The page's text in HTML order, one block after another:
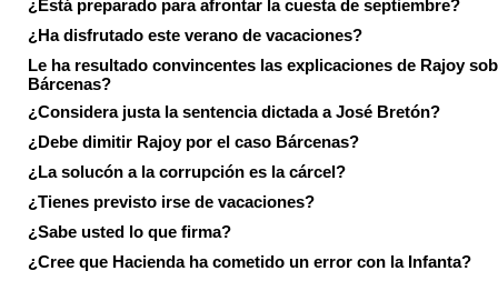
¿Está preparado para afrontar la cuesta de septiembre?
¿Ha disfrutado este verano de vacaciones?
Le ha resultado convincentes las explicaciones de Rajoy
Bárcenas?
¿Considera justa la sentencia dictada a José Bretón?
¿Debe dimitir Rajoy por el caso Bárcenas?
¿La solucón a la corrupción es la cárcel?
¿Tienes previsto irse de vacaciones?
¿Sabe usted lo que firma?
¿Cree que Hacienda ha cometido un error con la Infanta?